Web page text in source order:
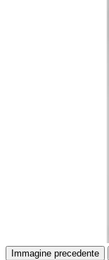
Immagine precedente